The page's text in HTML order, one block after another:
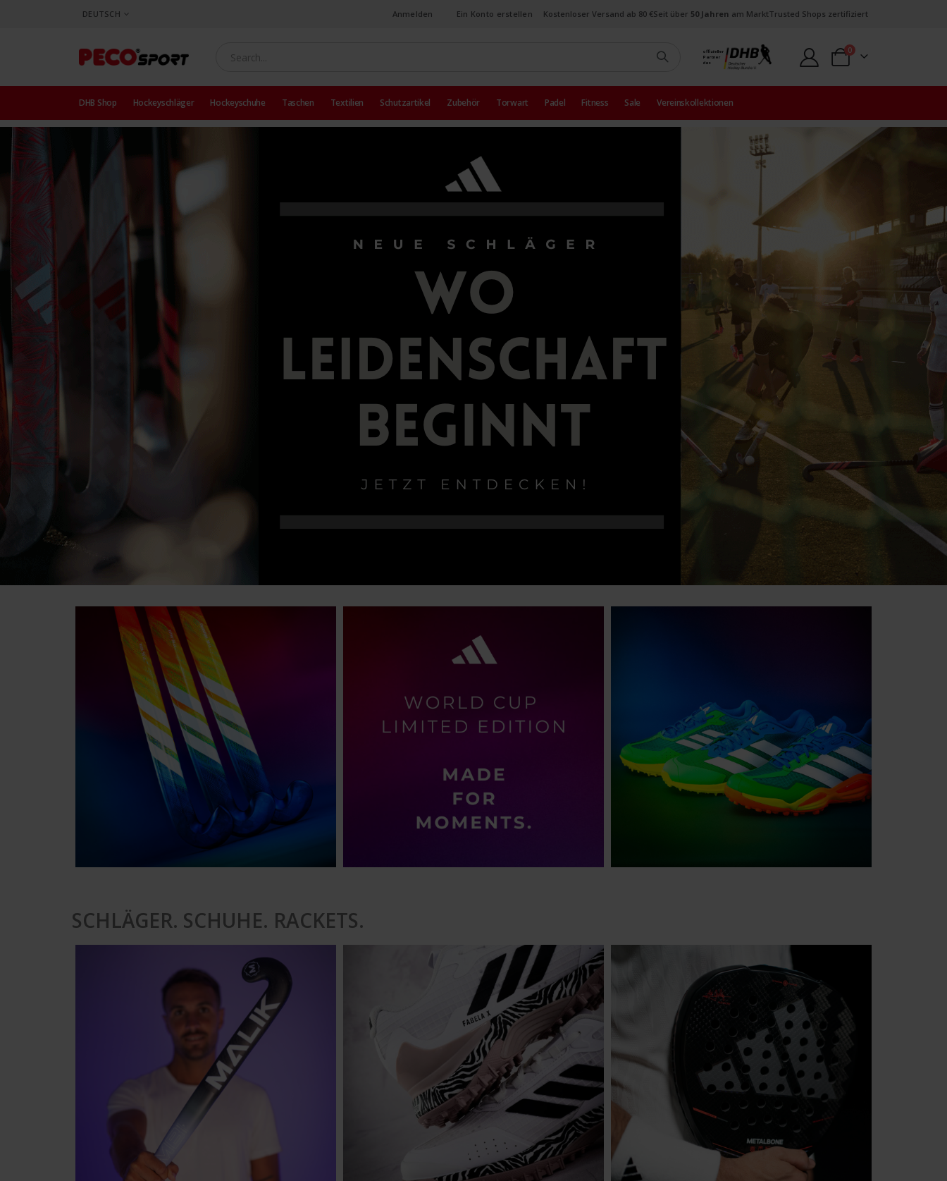
SPRACHE
DEUTSCH Anmelden Ein Konto erstellen Kostenloser Versand ab 80 €Seit über 50 Jahren am MarktTrusted Shops zertifiziert
offizieller
Partner
des
Warenkorb
0Artikel
DHB Shop Hockeyschläger Hockeyschuhe Taschen Textilien Schutzartikel Zubehör Torwart Padel Fitness Sale Vereinskollektionen
SCHLÄGER. SCHUHE. RACKETS.